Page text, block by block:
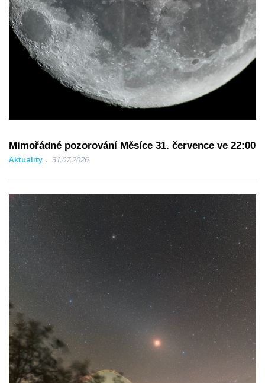
Mimořádné pozorování Měsíce 31. července ve 22:00
Aktuality 31.07.2026